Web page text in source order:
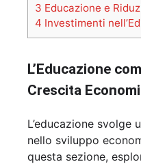
3 Educazione e
4 Investimenti
L’Educazione
Crescita
L’educazione svolge
nello sviluppo
questa sezione,